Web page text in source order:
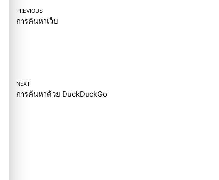
PREVIOUS
การค้นหาเว็บ
NEXT
การค้นหาด้วย DuckDuckGo